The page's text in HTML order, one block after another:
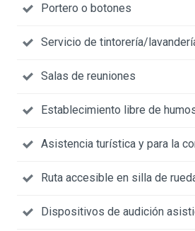
Portero o botones
Servicio de tintorería/
Salas de reuniones
Establecimiento libre de
Asistencia turística y para la
Ruta accesible en silla de
Dispositivos de audición